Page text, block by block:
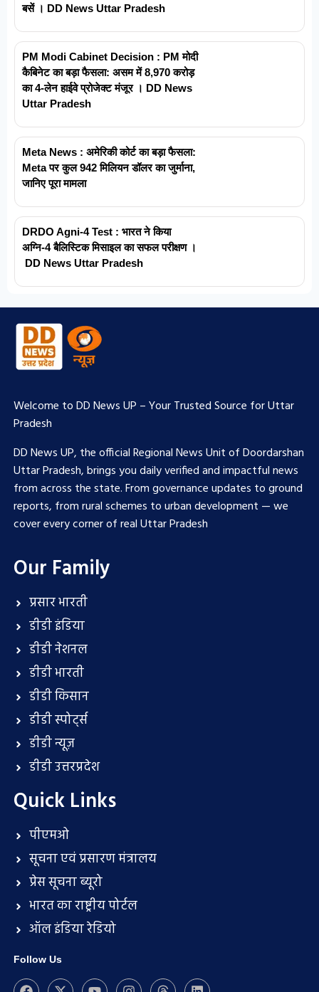
बसें । DD News Uttar Pradesh
PM Modi Cabinet Decision : PM मोदी
कैबिनेट का बड़ा फैसला: असम में 8,970 करोड़
का 4-लेन हाईवे प्रोजेक्ट मंजूर । DD News
Uttar Pradesh
Meta News : अमेरिकी कोर्ट का बड़ा फैसला:
Meta पर कुल 942 मिलियन डॉलर का जुर्माना,
जानिए पूरा मामला
DRDO Agni-4 Test : भारत ने किया
अग्नि-4 बैलिस्टिक मिसाइल का सफल परीक्षण ।
DD News Uttar Pradesh
Welcome to DD News UP – Your Trusted Source for Uttar
Pradesh
DD News UP, the official Regional News Unit of Doordarshan
Uttar Pradesh, brings you daily verified and impactful news
from across the state. From governance updates to ground
reports, from rural schemes to urban development — we
cover every corner of real Uttar Pradesh
Our Family
प्रसार भारती
डीडी इंडिया
डीडी नेशनल
डीडी भारती
डीडी किसान
डीडी स्पोर्ट्स
डीडी न्यूज़
डीडी उत्तरप्रदेश
Quick Links
पीएमओ
सूचना एवं प्रसारण मंत्रालय
प्रेस सूचना ब्यूरो
भारत का राष्ट्रीय पोर्टल
ऑल इंडिया रेडियो
Follow Us